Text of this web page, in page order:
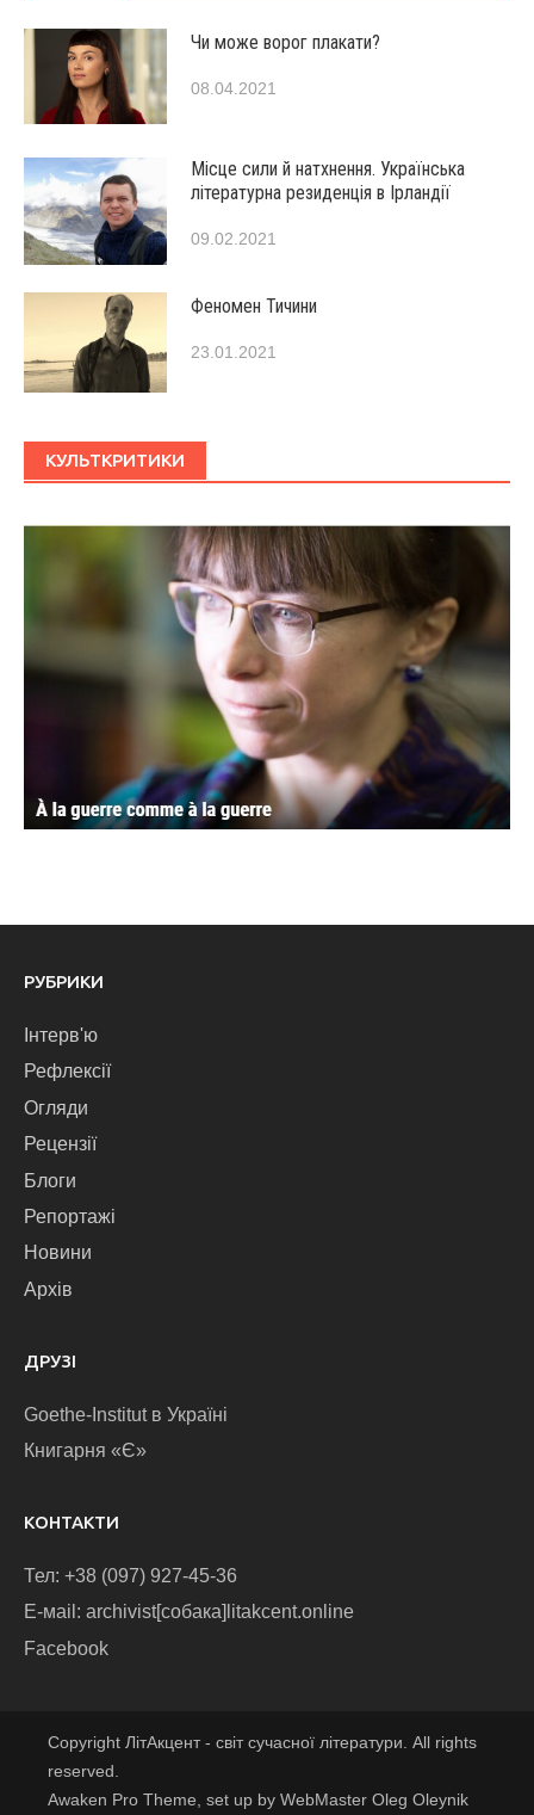
Чи може ворог плакати?
08.04.2021
Місце сили й натхнення. Українська
літературна резиденція в Ірландії
09.02.2021
Феномен Тичини
23.01.2021
КУЛЬТКРИТИКИ
РУБРИКИ
Інтерв'ю
Рефлексії
Огляди
Рецензії
Блоги
Репортажі
Новини
Архів
ДРУЗІ
Goethe-Institut в Україні
Книгарня «Є»
КОНТАКТИ
Тел: +38 (097) 927-45-36
E-маіl: archivist[собака]litakcent.online
Facebook
Copyright ЛітАкцент - світ сучасної літератури. All rights
reserved.
Awaken Pro Theme, set up by WebMaster Oleg Oleynik